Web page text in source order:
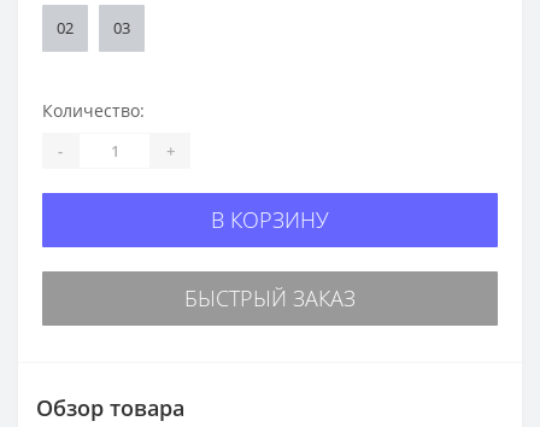
02 03
Количество:
- +
В КОРЗИНУ
БЫСТРЫЙ ЗАКАЗ
Обзор товара